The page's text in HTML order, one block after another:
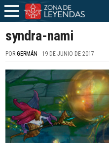
syndra-nami
PORGERMÁN - 19 DE JUNIO DE 2017